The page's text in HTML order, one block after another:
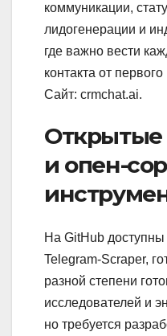
коммуникации,
лидогенерации и
где важно вести
контакта от
Сайт: crmchat.ai.
Открытые
и опен-
На GitHub
Telegram-Scraper,
разной степени
исследователей и
но требуется